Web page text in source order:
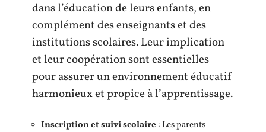
dans l’éducation de leurs enfants, en
complément des enseignants et des
institutions scolaires. Leur implication
et leur coopération sont essentielles
pour assurer un environnement éducatif
harmonieux et propice à l’apprentissage.
Inscription et suivi scolaire : Les parents